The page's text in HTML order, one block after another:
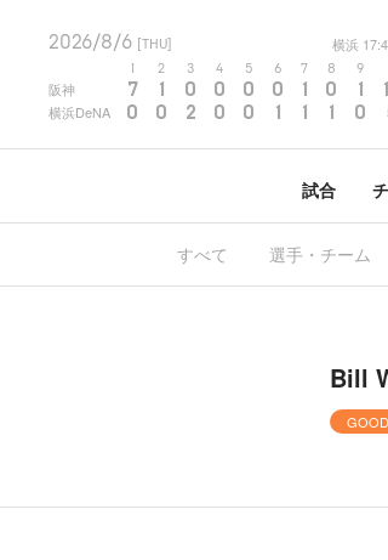
2026/8/6 [THU] 横浜
2 3 4 5 6 7 8 9
阪神 7 1 0 0 0 0 1 0 1
横浜DeNA 0 0 2 0 0 1 1 1 0
試合
すべて 選手・チーム
Bill